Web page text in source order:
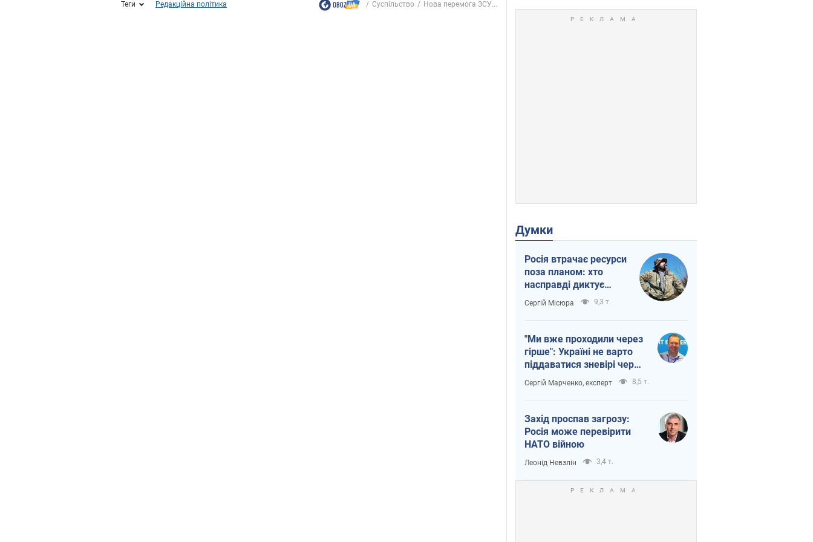
Теги Редакційна політика Суспільство Нова перемога ЗСУ...
Думки
Росія втрачає ресурси
поза планом: хто
насправді диктує
темп війни
Сергій Місюра 9,3 т.
"Ми вже проходили через
гірше": Україні не варто
піддаватися зневірі через
ракетний терор
Сергій Марченко, експерт 8,5 т.
Захід проспав загрозу:
Росія може перевірити
НАТО війною
Леонід Невзлін 3,4 т.